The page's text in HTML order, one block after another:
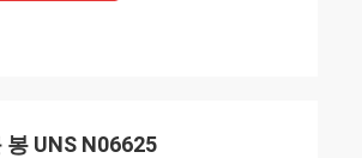
UNS N06625